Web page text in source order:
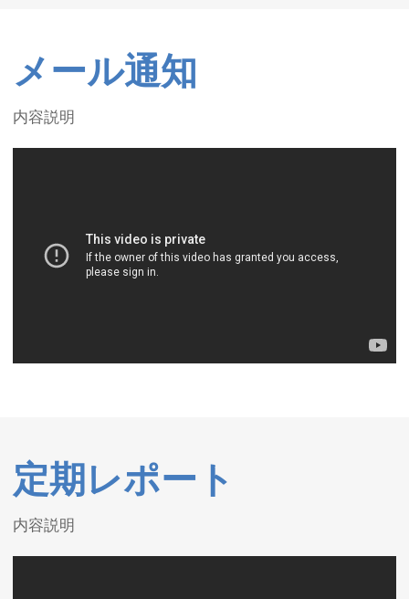
メール通知
内容説明
定期レポート
内容説明